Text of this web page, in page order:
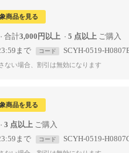
商品を見る
合計3,000円以上 5 点以上
まで コード SCYH-0519-
ない場合、割引は無効になります
商品を見る
3 点以上
まで コード SCYH-0519-